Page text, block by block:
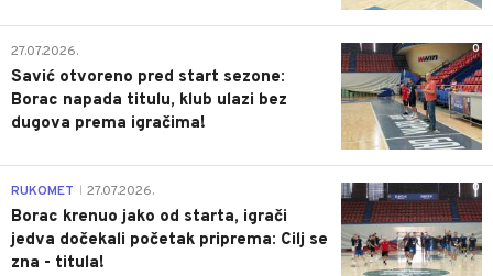
0
27.07.2026.
Savić otvoreno pred start sezone:
Borac napada titulu, klub ulazi bez
dugova prema igračima!
0
RUKOMET 27.07.2026.
Borac krenuo jako od starta, igrači
jedva dočekali početak priprema: Cilj se
zna - titula!